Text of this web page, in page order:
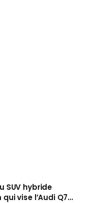
SUV hybride
vise l’Audi Q7